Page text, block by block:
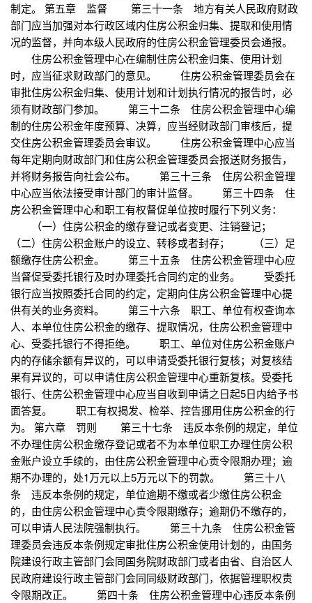
制定。 第五章 监督 第三十一条 地方有关人民政府财政
部门应当加强对本行政区域内住房公积金归集、提取和使用情
况的监督，并向本级人民政府的住房公积金管理委员会通报。
住房公积金管理中心在编制住房公积金归集、使用计划
时，应当征求财政部门的意见。 住房公积金管理委员会在
审批住房公积金归集、使用计划和计划执行情况的报告时，必
须有财政部门参加。 第三十二条 住房公积金管理中心编
制的住房公积金年度预算、决算，应当经财政部门审核后，提
交住房公积金管理委员会审议。 住房公积金管理中心应当
每年定期向财政部门和住房公积金管理委员会报送财务报告，
并将财务报告向社会公布。 第三十三条 住房公积金管理
中心应当依法接受审计部门的审计监督。 第三十四条 住
房公积金管理中心和职工有权督促单位按时履行下列义务：
（一）住房公积金的缴存登记或者变更、注销登记；
（二）住房公积金账户的设立、转移或者封存； （三）足
额缴存住房公积金。 第三十五条 住房公积金管理中心应
当督促受委托银行及时办理委托合同约定的业务。 受委托
银行应当按照委托合同的约定，定期向住房公积金管理中心提
供有关的业务资料。 第三十六条 职工、单位有权查询本
人、本单位住房公积金的缴存、提取情况，住房公积金管理中
心、受委托银行不得拒绝。 职工、单位对住房公积金账户
内的存储余额有异议的，可以申请受委托银行复核；对复核结
果有异议的，可以申请住房公积金管理中心重新复核。受委托
银行、住房公积金管理中心应当自收到申请之日起5日内给予书
面答复。 职工有权揭发、检举、控告挪用住房公积金的行
为。 第六章 罚则 第三十七条 违反本条例的规定，单位
不办理住房公积金缴存登记或者不为本单位职工办理住房公积
金账户设立手续的，由住房公积金管理中心责令限期办理；逾
期不办理的，处1万元以上5万元以下的罚款。 第三十八
条 违反本条例的规定，单位逾期不缴或者少缴住房公积金
的，由住房公积金管理中心责令限期缴存；逾期仍不缴存的，
可以申请人民法院强制执行。 第三十九条 住房公积金管
理委员会违反本条例规定审批住房公积金使用计划的，由国务
院建设行政主管部门会同国务院财政部门或者由省、自治区人
民政府建设行政主管部门会同同级财政部门，依据管理职权责
令限期改正。 第四十条 住房公积金管理中心违反本条例